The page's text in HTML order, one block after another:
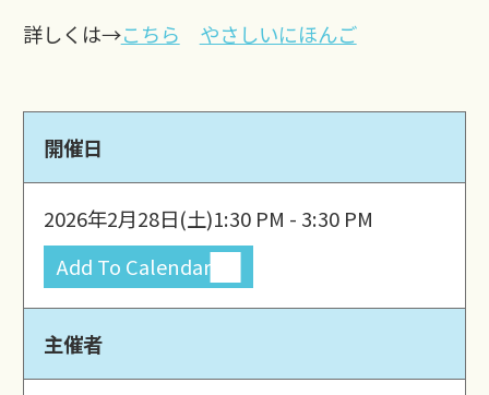
詳しくは→こちら やさしいにほんご
開催日
2026年2月28日(土)1:30 PM - 3:30 PM
Add To Calendar
主催者